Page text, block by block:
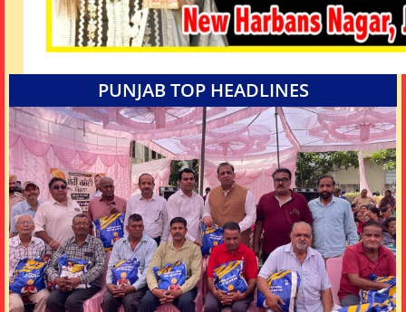
PUNJAB TOP HEADLINES